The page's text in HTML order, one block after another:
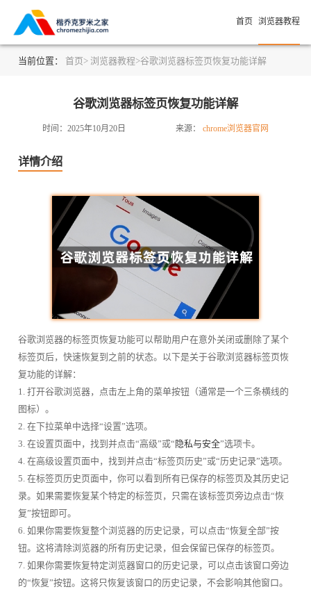
首页 浏览器教程
当前位置： 首页> 浏览器教程>谷歌浏览器标签页恢复功能详解
谷歌浏览器标签页恢复功能详解
时间：2025年10月20日 来源： chrome浏览器官网
详情介绍
谷歌浏览器的标签页恢复功能可以帮助用户在意外关闭或删除了某个
标签页后，快速恢复到之前的状态。以下是关于谷歌浏览器标签页恢
复功能的详解：
1. 打开谷歌浏览器，点击左上角的菜单按钮（通常是一个三条横线的
图标）。
2. 在下拉菜单中选择“设置”选项。
3. 在设置页面中，找到并点击“高级”或“ 隐私与安全”选项卡。
4. 在高级设置页面中，找到并点击“标签页历史”或“历史记录”选项。
5. 在标签页历史页面中，你可以看到所有已保存的标签页及其历史记
录。如果需要恢复某个特定的标签页，只需在该标签页旁边点击“恢
复”按钮即可。
6. 如果你需要恢复整个浏览器的历史记录，可以点击“恢复全部”按
钮。这将清除浏览器的所有历史记录，但会保留已保存的标签页。
7. 如果你需要恢复特定浏览器窗口的历史记录，可以点击该窗口旁边
的“恢复”按钮。这将只恢复该窗口的历史记录，不会影响其他窗口。